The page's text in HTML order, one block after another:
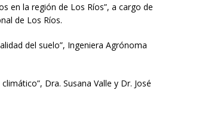
en la región de Los Ríos”, a cargo de
de Los Ríos.
del suelo”, Ingeniera Agrónoma
Dra. Susana Valle y Dr. José